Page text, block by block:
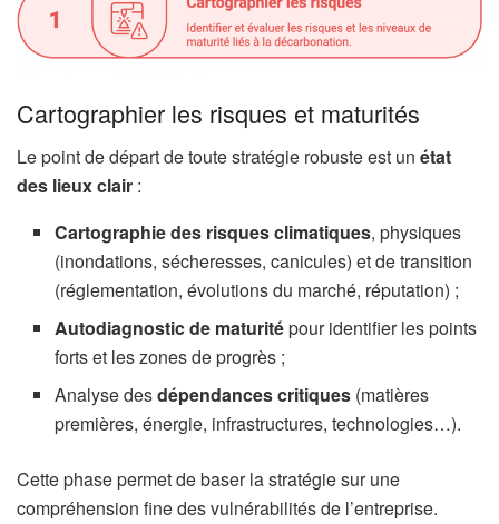
Cartographier les risques et maturités
Le point de départ de toute stratégie robuste est un état
des lieux clair :
Cartographie des risques climatiques, physiques
(inondations, sécheresses, canicules) et de transition
(réglementation, évolutions du marché, réputation) ;
Autodiagnostic de maturitépour identifier les points
forts et les zones de progrès ;
Analyse desdépendances critiques (matières
premières, énergie, infrastructures, technologies…).
Cette phase permet de baser la stratégie sur une
compréhension fine des vulnérabilités de l’entreprise.